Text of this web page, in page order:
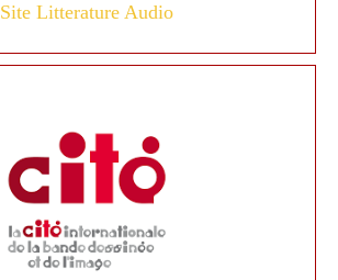
Site Litterature Audio